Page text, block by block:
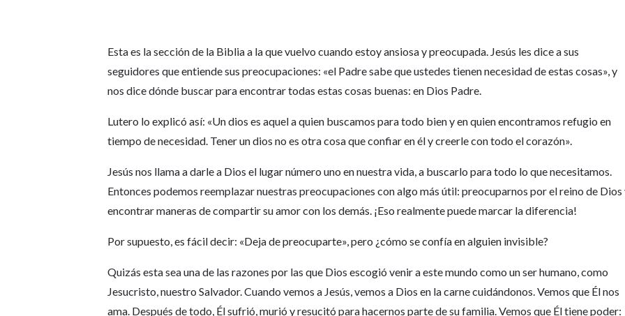
Esta es la sección de la Biblia a la que vuelvo cuando estoy ansiosa y preocupada. Jesús les dice a sus
seguidores que entiende sus preocupaciones: «el Padre sabe que ustedes tienen necesidad de estas cosas», y
nos dice dónde buscar para encontrar todas estas cosas buenas: en Dios Padre.
Lutero lo explicó así: «Un dios es aquel a quien buscamos para todo bien y en quien encontramos refugio en
tiempo de necesidad. Tener un dios no es otra cosa que confiar en él y creerle con todo el corazón».
Jesús nos llama a darle a Dios el lugar número uno en nuestra vida, a buscarlo para todo lo que necesitamos.
Entonces podemos reemplazar nuestras preocupaciones con algo más útil: preocuparnos por el reino de Dios
encontrar maneras de compartir su amor con los demás. ¡Eso realmente puede marcar la diferencia!
Por supuesto, es fácil decir: «Deja de preocuparte», pero ¿cómo se confía en alguien invisible?
Quizás esta sea una de las razones por las que Dios escogió venir a este mundo como un ser humano, como
Jesucristo, nuestro Salvador. Cuando vemos a Jesús, vemos a Dios en la carne cuidándonos. Vemos que Él nos
ama. Después de todo, Él sufrió, murió y resucitó para hacernos parte de su familia. Vemos que Él tiene poder: